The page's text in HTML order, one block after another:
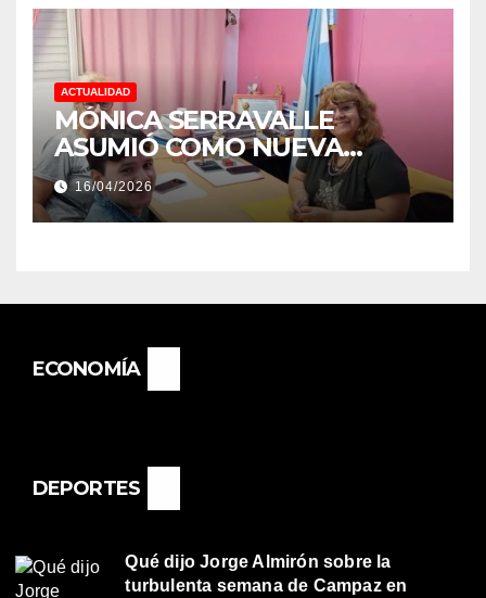
ACTUALIDAD
MÓNICA SERRAVALLE
ASUMIÓ COMO NUEVA
DIRECTORA DEL E.E.S. N° 82
«RENÉ FAVALORO» DE
BASAIL.
16/04/2026
ECONOMÍA
DEPORTES
Qué dijo Jorge Almirón sobre la
turbulenta semana de Campaz en